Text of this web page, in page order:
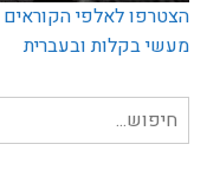
הצטרפו לאלפי
מעשי בקלות ובעברית
חיפוש
עבור: